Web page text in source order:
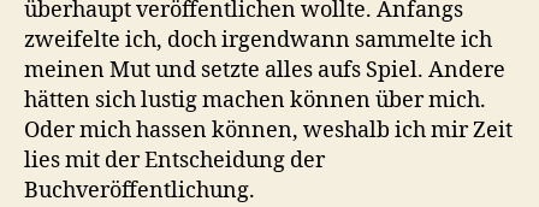
überhaupt veröffentlichen wollte. Anfangs
zweifelte ich, doch irgendwann sammelte ich
meinen Mut und setzte alles aufs Spiel. Andere
hätten sich lustig machen können über mich.
Oder mich hassen können, weshalb ich mir Zeit
lies mit der Entscheidung der
Buchveröffentlichung.